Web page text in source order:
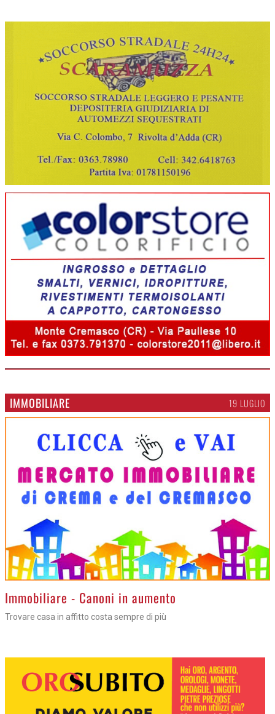
IMMOBILIARE 19 LUGLIO
>Immobiliare - Canoni in aumento
Trovare casa in affitto costa sempre di più